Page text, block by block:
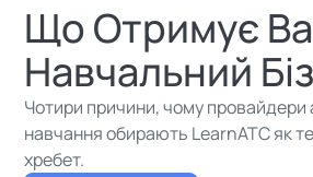
Що Отримує
Навчальний
Чотири причини, чому провайдери
навчання обирають LearnATC як
хребет.